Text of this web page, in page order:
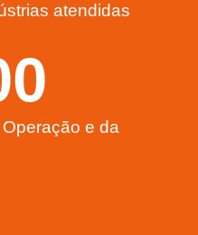
atendidas
e da